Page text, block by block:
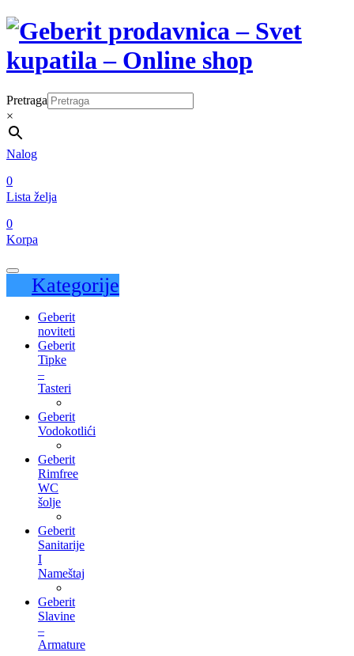
Pretraga
×
Nalog
0
Lista želja
0
Korpa
Kategorije
Geberit
noviteti
Geberit
Tipke
–
Tasteri
Geberit
Vodokotlići
Geberit
Rimfree
WC
šolje
Geberit
Sanitarije
I
Nameštaj
Geberit
Slavine
–
Armature